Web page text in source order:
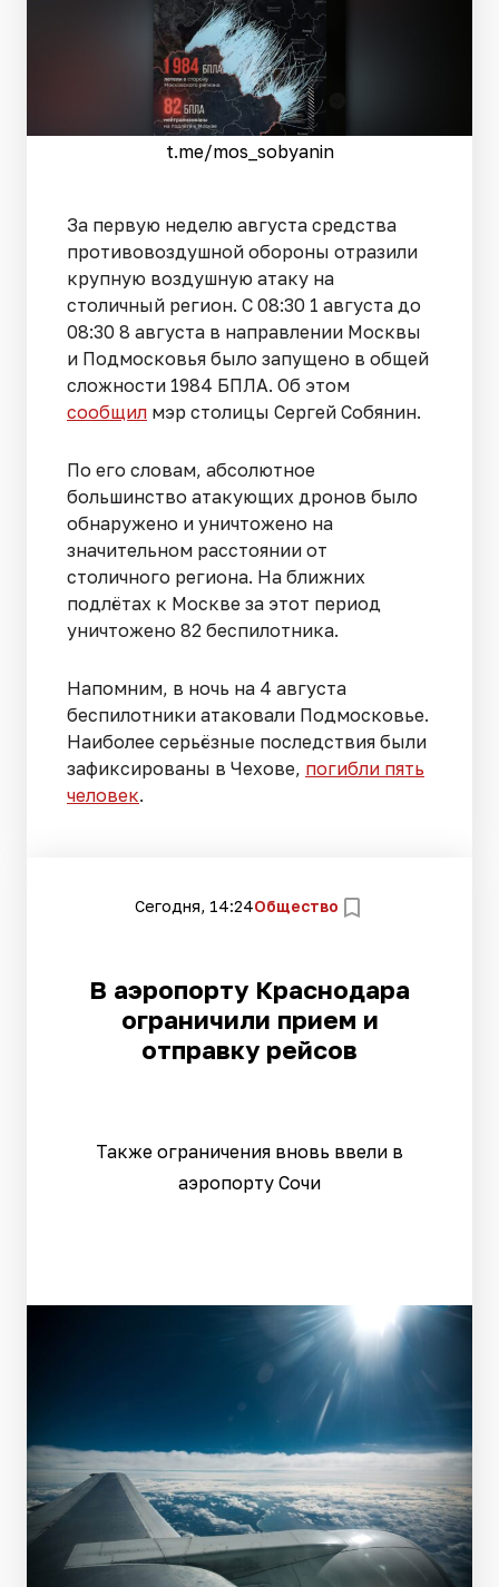
t.me/mos_sobyanin
За первую неделю августа средства
противовоздушной обороны отразили
крупную воздушную атаку на
столичный регион. С 08:30 1 августа до
08:30 8 августа в направлении Москвы
и Подмосковья было запущено в общей
сложности 1984 БПЛА. Об этом
сообщил мэр столицы Сергей Собянин.
По его словам, абсолютное
большинство атакующих дронов было
обнаружено и уничтожено на
значительном расстоянии от
столичного региона. На ближних
подлётах к Москве за этот период
уничтожено 82 беспилотника.
Напомним, в ночь на 4 августа
беспилотники атаковали Подмосковье.
Наиболее серьёзные последствия были
зафиксированы в Чехове, погибли пять
человек.
Сегодня, 14:24Общество
В аэропорту Краснодара
ограничили прием и
отправку рейсов
Также ограничения вновь ввели в
аэропорту Сочи